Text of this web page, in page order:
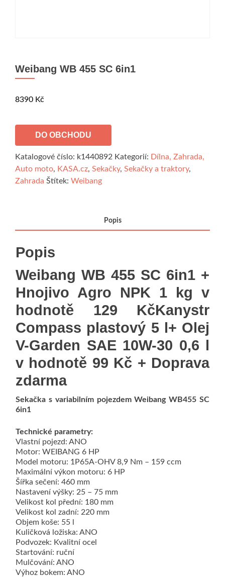
Weibang WB 455 SC 6in1
8390 Kč
DO OBCHODU
Katalogové číslo: k1440892 Kategorií: Dílna, Zahrada,
Auto moto, KASA.cz, Sekačky, Sekačky a traktory,
Zahrada Štítek: Weibang
Popis
Popis
Weibang WB 455 SC 6in1 +
Hnojivo Agro NPK 1 kg v
hodnotě 129 KčKanystr
Compass plastový 5 l+ Olej
V-Garden SAE 10W-30 0,6 l
v hodnotě 99 Kč + Doprava
zdarma
Sekačka s variabilním pojezdem Weibang WB455 SC
6in1
Technické parametry:
Vlastní pojezd: ANO
Motor: WEIBANG 6 HP
Model motoru: 1P65A-OHV 8,9 Nm – 159 ccm
Maximální výkon motoru: 6 HP
Šířka sečení: 460 mm
Nastavení výšky: 25 – 75 mm
Velikost kol přední: 180 mm
Velikost kol zadní: 220 mm
Objem koše: 55 l
Kuličková ložiska: ANO
Podvozek: Kvalitní ocel
Startování: ruční
Mulčování: ANO
Výhoz bokem: ANO